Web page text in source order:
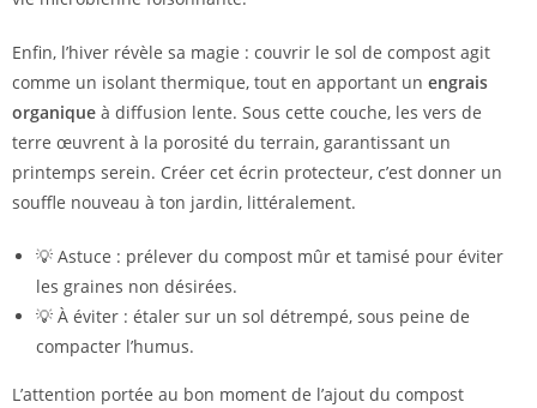
Enfin, l’hiver révèle sa magie : couvrir le sol de compost agit
comme un isolant thermique, tout en apportant un engrais
organique à diffusion lente. Sous cette couche, les vers de
terre œuvrent à la porosité du terrain, garantissant un
printemps serein. Créer cet écrin protecteur, c’est donner un
souffle nouveau à ton jardin, littéralement.
💡 Astuce : prélever du compost mûr et tamisé pour éviter
les graines non désirées.
💡 À éviter : étaler sur un sol détrempé, sous peine de
compacter l’humus.
L’attention portée au bon moment de l’ajout du compost